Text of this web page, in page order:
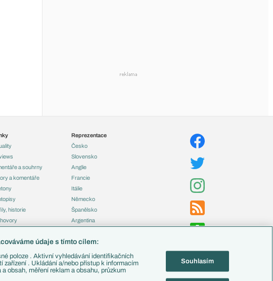
a souhrny
a komentáře
historie
Reprezentace
Česko
Slovensko
Anglie
Francie
Itálie
Německo
Španělsko
Argentina
Zápasy
Livescore
údaje s tímto cílem:
poloze . Aktivní vyhledávání identifikačních
. Ukládání a/nebo přístup k informacím
obsah, měření reklam a obsahu, průzkum
Souhlasím